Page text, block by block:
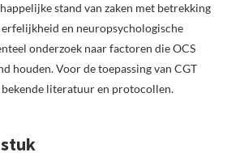
stand van zaken met betrekking
en neuropsychologische
onderzoek naar factoren die OCS
houden. Voor de toepassing van CGT
literatuur en protocollen.